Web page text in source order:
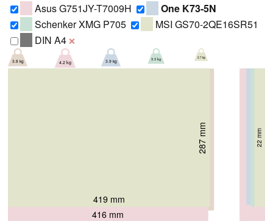
Asus G751JY-T7009H
One K73-5N
Schenker XMG P705
MSI GS70-2QE16SR51
DIN A4 ❌
428 mm
294 mm 48 mm
3.8 kg
416 mm
318 mm 53 mm
4.2 kg
418 mm
282 mm 39 mm
3.9 kg
417 mm
287 mm 30 mm
3.3 kg
419 mm
287 mm 22 mm
2.7 kg